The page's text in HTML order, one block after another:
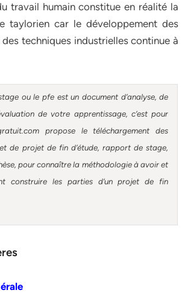
travail humain constitue en réalité la
taylorien car le développement des
techniques industrielles continue à
ou le pfe est un document d’analyse, de
de votre apprentissage, c’est pour
propose le téléchargement des
de projet de fin d’étude, rapport de stage,
pour connaître la méthodologie à avoir et
construire les parties d’un projet de fin